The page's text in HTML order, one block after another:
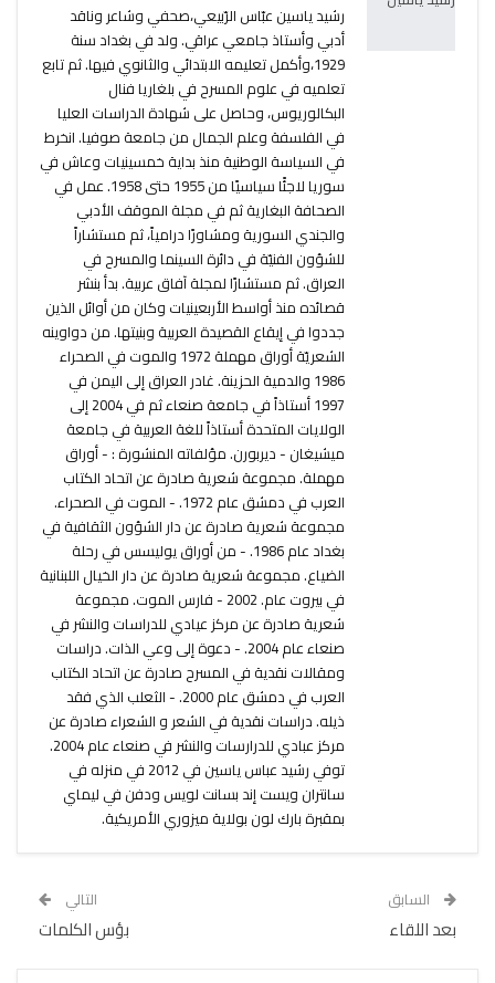
رشید یاسین عبّاس الرّبيعي،صحفي وشاعر وناقد
أدبي وأستاذ جامعي عراقي. ولد في بغداد سنة
1929،وأكمل تعليمه الابتدائي والثانوي فيها. ثم تابع
تعلميه في علوم المسرح في بلغاريا فنال
البكالوريوس، وحاصل على شهادة الدراسات العليا
في الفلسفة وعلم الجمال من جامعة صوفيا. انخرط
في السياسة الوطنية منذ بداية خمسينيات وعاش في
سوريا لاجئًا سياسيًا من 1955 حتى 1958. عمل في
الصحافة البغارية ثم في مجلة الموقف الأدبي
والجندي السورية ومشاورًا درامياً، ثم مستشاراً
للشؤون الفنيّة في دائرة السينما والمسرح في
العراق. ثم مستشارًا لمجلة آفاق عربية. بدأ بنشر
قصائده منذ أواسط الأربعينيات وكان من أوائل الذين
جددوا في إيقاع القصيدة العربية وبنيتها. من دواوينه
الشعريّة أوراق مهملة 1972 والموت في الصحراء
1986 والدمية الحزينة. غادر العراق إلى اليمن في
1997 أستاذاً في جامعة صنعاء ثم في 2004 إلى
الولايات المتحدة أستاذاً للغة العربية في جامعة
ميشيغان - ديربورن. مؤلفاته المنشورة : - أوراق
مهملة. مجموعة شعرية صادرة عن اتحاد الكتاب
العرب في دمشق عام 1972. - الموت في الصحراء.
مجموعة شعرية صادرة عن دار الشؤون الثقافية في
بغداد عام 1986. - من أوراق يوليسس في رحلة
الضياع. مجموعة شعرية صادرة عن دار الخيال اللبنانية
في بيروت عام. 2002 - فارس الموت. مجموعة
شعرية صادرة عن مركز عيادي للدراسات والنشر في
صنعاء عام 2004. - دعوة إلى وعي الذات. دراسات
ومقالات نقدية في المسرح صادرة عن اتحاد الكتاب
العرب في دمشق عام 2000. - الثعلب الذي فقد
ذيله. دراسات نقدية في الشعر و الشعراء صادرة عن
مركز عبادي للدرارسات والنشر في صنعاء عام 2004.
توفي رشيد عباس ياسين في 2012 في منزله في
سانتران ويست إند بسانت لويس ودفن في ليماي
بمقبرة بارك لون بولاية ميزوري الأمريكية.
السابق
بعد اللقاء
التالي
بؤس الكلمات